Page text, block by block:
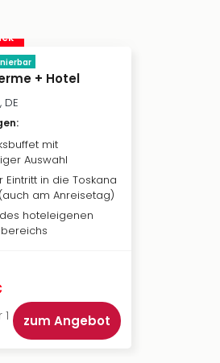
+ Hotel
:
mit
Auswahl
Eintritt in die Toskana
am Anreisetag)
hoteleigenen
zum Angebot